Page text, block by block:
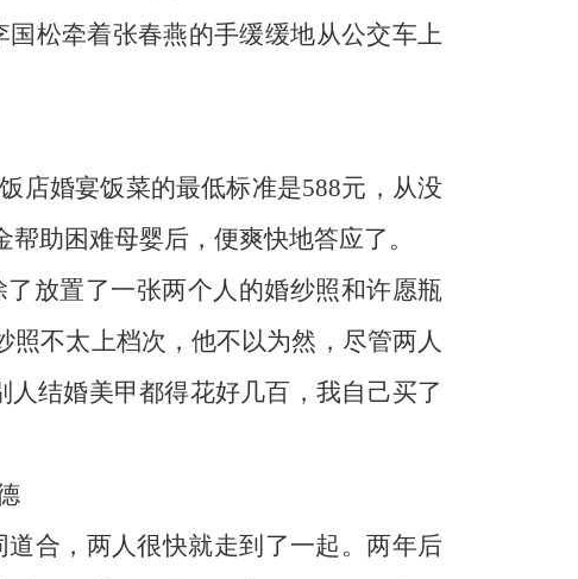
松牵着张春燕的手缓缓地从公交车上
店婚宴饭菜的最低标准是588元，从没
助困难母婴后，便爽快地答应了。
放置了一张两个人的婚纱照和许愿瓶
照不太上档次，他不以为然，尽管两人
结婚美甲都得花好几百，我自己买了
合，两人很快就走到了一起。两年后